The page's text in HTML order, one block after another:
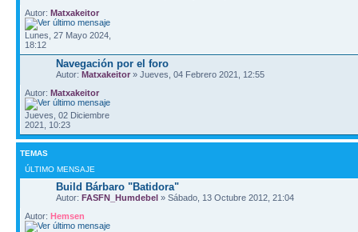
Autor: Matxakeitor
Lunes, 27 Mayo 2024,
18:12
Navegación por el foro
Autor: Matxakeitor » Jueves, 04 Febrero 2021, 12:55
Autor: Matxakeitor
Jueves, 02 Diciembre
2021, 10:23
TEMAS
ÚLTIMO MENSAJE
Build Bárbaro "Batidora"
Autor: FASFN_Humdebel » Sábado, 13 Octubre 2012, 21:04
Autor: Hemsen